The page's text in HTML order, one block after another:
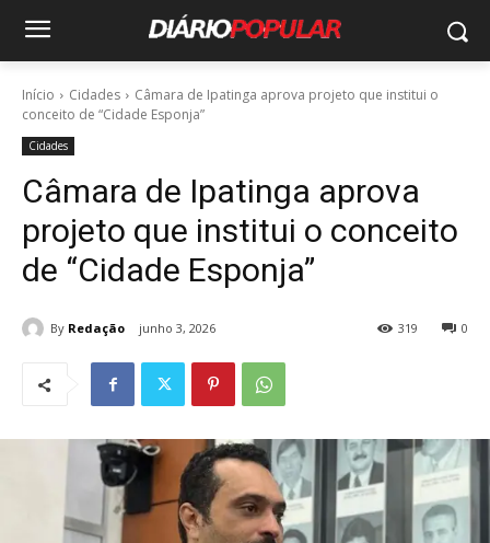
Início Cidades
Câmara de Ipatinga aprova projeto que institui o
conceito de “Cidade Esponja”
Cidades
Câmara de Ipatinga aprova
projeto que institui o conceito
de “Cidade Esponja”
By Redação junho 3, 2026 0
319